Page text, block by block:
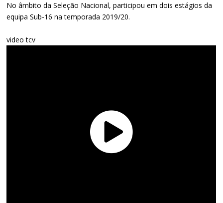
No âmbito da Seleção Nacional, participou em dois estágios da
equipa Sub-16 na temporada 2019/20.
video tcv